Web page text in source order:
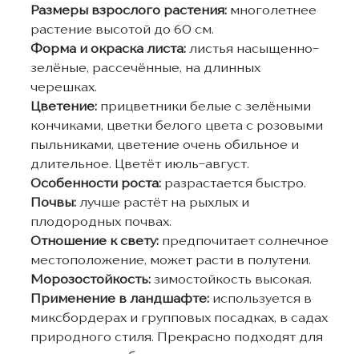
Размеры взрослого растения:многолетнее
растение высотой до 60 см.
Форма и окраска листа:листья насыщенно-
зелёные, рассечённые, на длинных
черешках.
Цветение:прицветники белые с зелёными
кончиками, цветки белого цвета с розовыми
пыльниками, цветение очень обильное и
длительное. Цветёт июль-август.
Особенности роста: разрастается быстро.
Почвы: лучше растёт на рыхлых и
плодородных почвах.
Отношение к свету: предпочитает солнечное
местоположение, может расти в полутени.
Морозостойкость: зимостойкость высокая.
Применение в ландшафте: используется в
миксбордерах и групповых посадках, в садах
природного стиля. Прекрасно подходят для